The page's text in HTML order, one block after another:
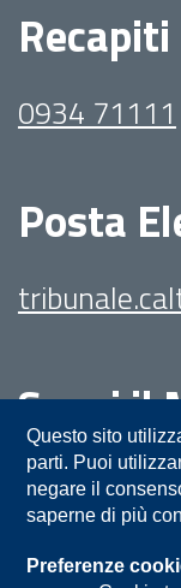
Recapiti
0934 71111
Posta
Segui il
Questo sito
parti. Puoi
negare il
saperne di più
Preferenze